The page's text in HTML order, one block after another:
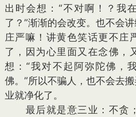
出时会想：“不对啊！？我
了？”渐渐的会改变。也不会
庄严嘛！讲黄色笑话更不庄
了，因为心里面又在念佛，
想：“我对不起阿弥陀佛，
佛。”所以不骗人，也不会去
业就净化了。
最后就是意三业：不贪